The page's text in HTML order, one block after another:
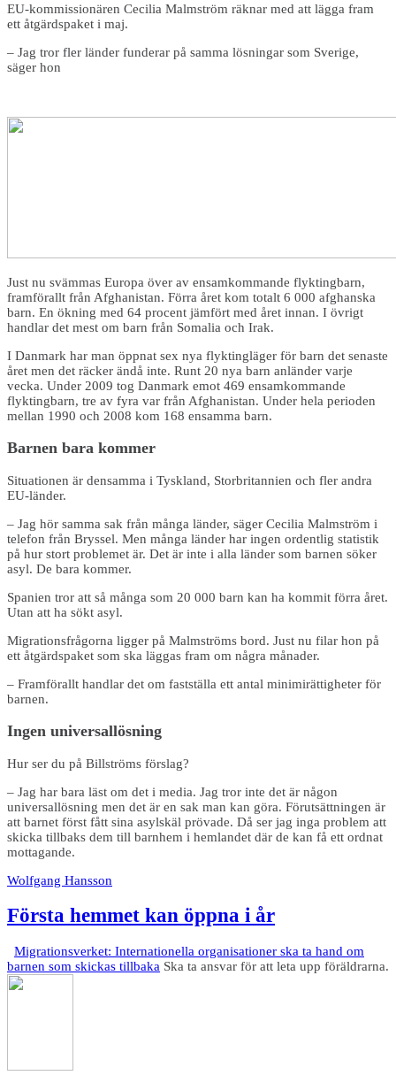
EU-kommissionären Cecilia Malmström räknar med att lägga fram
ett åtgärdspaket i maj.
– Jag tror fler länder funderar på samma lösningar som Sverige,
säger hon
Just nu svämmas Europa över av ensamkommande flyktingbarn,
framförallt från Afghanistan. Förra året kom totalt 6 000 afghanska
barn. En ökning med 64 procent jämfört med året innan. I övrigt
handlar det mest om barn från Somalia och Irak.
I Danmark har man öppnat sex nya flyktingläger för barn det senaste
året men det räcker ändå inte. Runt 20 nya barn anländer varje
vecka. Under 2009 tog Danmark emot 469 ensamkommande
flyktingbarn, tre av fyra var från Afghanistan. Under hela perioden
mellan 1990 och 2008 kom 168 ensamma barn.
Barnen bara kommer
Situationen är densamma i Tyskland, Storbritannien och fler andra
EU-länder.
– Jag hör samma sak från många länder, säger Cecilia Malmström i
telefon från Bryssel. Men många länder har ingen ordentlig statistik
på hur stort problemet är. Det är inte i alla länder som barnen söker
asyl. De bara kommer.
Spanien tror att så många som 20 000 barn kan ha kommit förra året.
Utan att ha sökt asyl.
Migrationsfrågorna ligger på Malmströms bord. Just nu filar hon på
ett åtgärdspaket som ska läggas fram om några månader.
– Framförallt handlar det om fastställa ett antal minimirättigheter för
barnen.
Ingen universallösning
Hur ser du på Billströms förslag?
– Jag har bara läst om det i media. Jag tror inte det är någon
universallösning men det är en sak man kan göra. Förutsättningen är
att barnet först fått sina asylskäl prövade. Då ser jag inga problem att
skicka tillbaks dem till barnhem i hemlandet där de kan få ett ordnat
mottagande.
Wolfgang Hansson
Första hemmet kan öppna i år
Migrationsverket: Internationella organisationer ska ta hand om
barnen som skickas tillbaka Ska ta ansvar för att leta upp föräldrarna.